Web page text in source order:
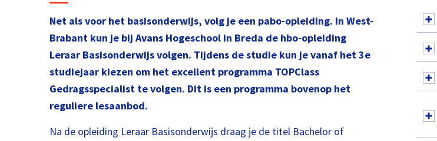
Net als voor het basisonderwijs, volg je een pabo-opleiding. In West-
Brabant kun je bij Avans Hogeschool in Breda de hbo-opleiding
Leraar Basisonderwijs volgen. Tijdens de studie kun je vanaf het 3e
studiejaar kiezen om het excellent programma TOPClass
Gedragsspecialist te volgen. Dit is een programma bovenop het
reguliere lesaanbod.
Na de opleiding Leraar Basisonderwijs draag je de titel Bachelor of